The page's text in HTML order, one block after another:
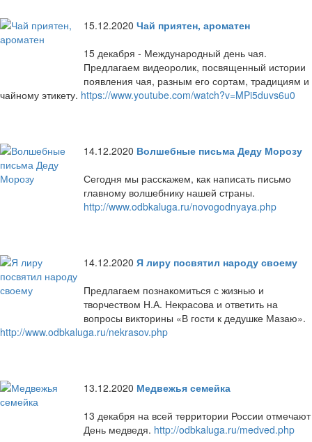
15.12.2020 Чай приятен, ароматен
15 декабря - Международный день чая.
Предлагаем видеоролик, посвященный истории
появления чая, разным его сортам, традициям и
чайному этикету. https://www.youtube.com/watch?v=MPi5duvs6u0
14.12.2020 Волшебные письма Деду Морозу
Сегодня мы расскажем, как написать письмо
главному волшебнику нашей страны.
http://www.odbkaluga.ru/novogodnyaya.php
14.12.2020 Я лиру посвятил народу своему
Предлагаем познакомиться с жизнью и
творчеством Н.А. Некрасова и ответить на
вопросы викторины «В гости к дедушке Мазаю».
http://www.odbkaluga.ru/nekrasov.php
13.12.2020 Медвежья семейка
13 декабря на всей территории России отмечают
День медведя. http://odbkaluga.ru/medved.php